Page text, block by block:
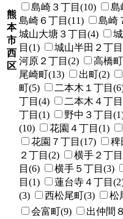
熊
本
市
西
区
島崎３丁目(10)
島
島崎６丁目(11)
島崎
城山大塘３丁目(4)
目(1)
城山半田２丁
河原２丁目(2)
高橋
尾崎町(13)
出町(2)
町(5)
二本木１丁目
丁目(4)
二本木４丁
丁目(1)
野中３丁目
(10)
花園４丁目(1)
花園７丁目(17)
稗
２丁目(2)
横手２丁
目(6)
横手５丁目(3)
目(1)
蓮台寺４丁目
(3)
西松尾町(3) 松
会富町(9) 出仲間